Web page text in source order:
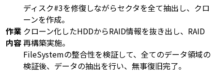
作業
内容
ディスク#3を修復しながらセクタを全て抽出し、クロ
ーンを作成。
クローン化したHDDからRAID情報を抜き出し、RAID
再構築実施。
FileSystemの整合性を検証して、全てのデータ領域の
検証後、データの抽出を行い、無事復旧完了。